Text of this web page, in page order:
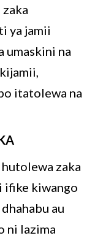
ya jamii
umaskini na
itatolewa na
zaka
ifike kiwango
au
ni lazima